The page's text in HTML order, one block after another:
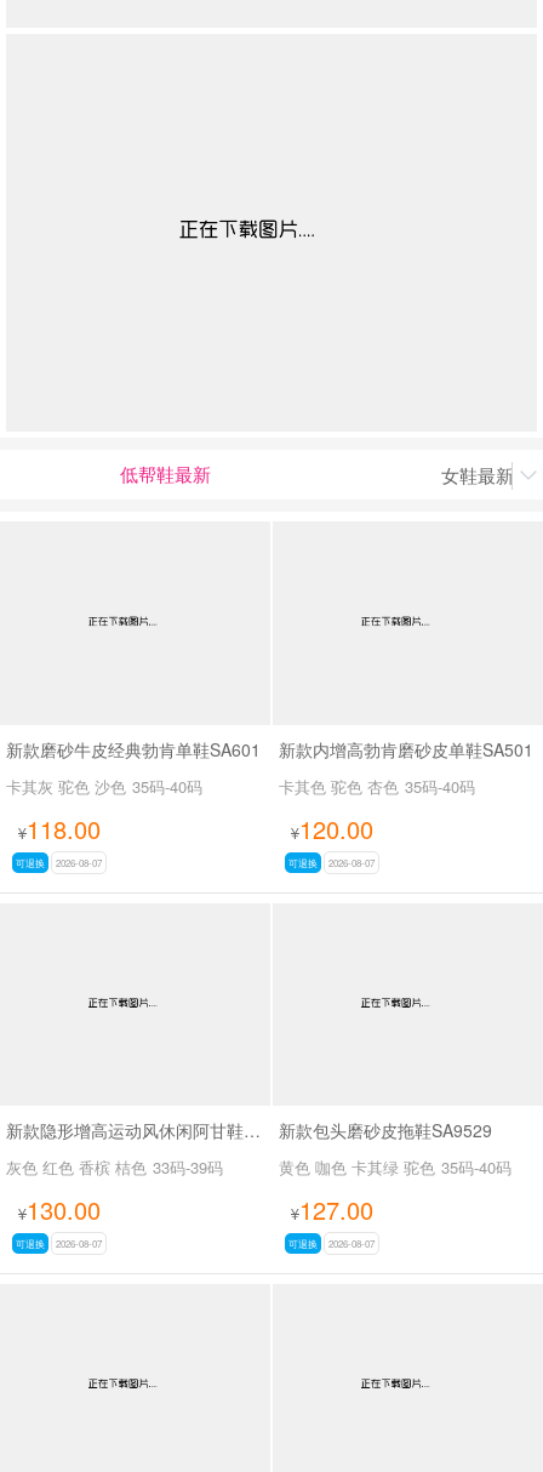
低帮鞋最新 女鞋最新上

新款磨砂牛皮经典勃肯单鞋SA601
卡其灰 驼色 沙色 35码-40码
¥118.00
可退换 2026-08-07
新款内增高勃肯磨砂皮单鞋SA501
卡其色 驼色 杏色 35码-40码
¥120.00
可退换 2026-08-07
新款隐形增高运动风休闲阿甘鞋SA54133
灰色 红色 香槟 桔色 33码-39码
¥130.00
可退换 2026-08-07
新款包头磨砂皮拖鞋SA9529
黄色 咖色 卡其绿 驼色 35码-40码
¥127.00
可退换 2026-08-07